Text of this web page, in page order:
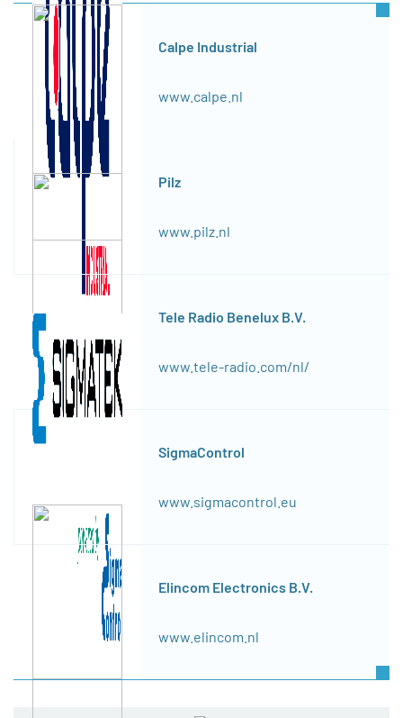
Calpe Industrial
www.calpe.nl
Pilz
www.pilz.nl
Tele Radio Benelux B.V.
www.tele-radio.com/nl/
SigmaControl
www.sigmacontrol.eu
Elincom Electronics B.V.
www.elincom.nl